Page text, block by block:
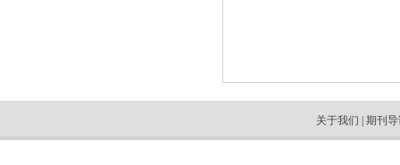
关于我们 期刊